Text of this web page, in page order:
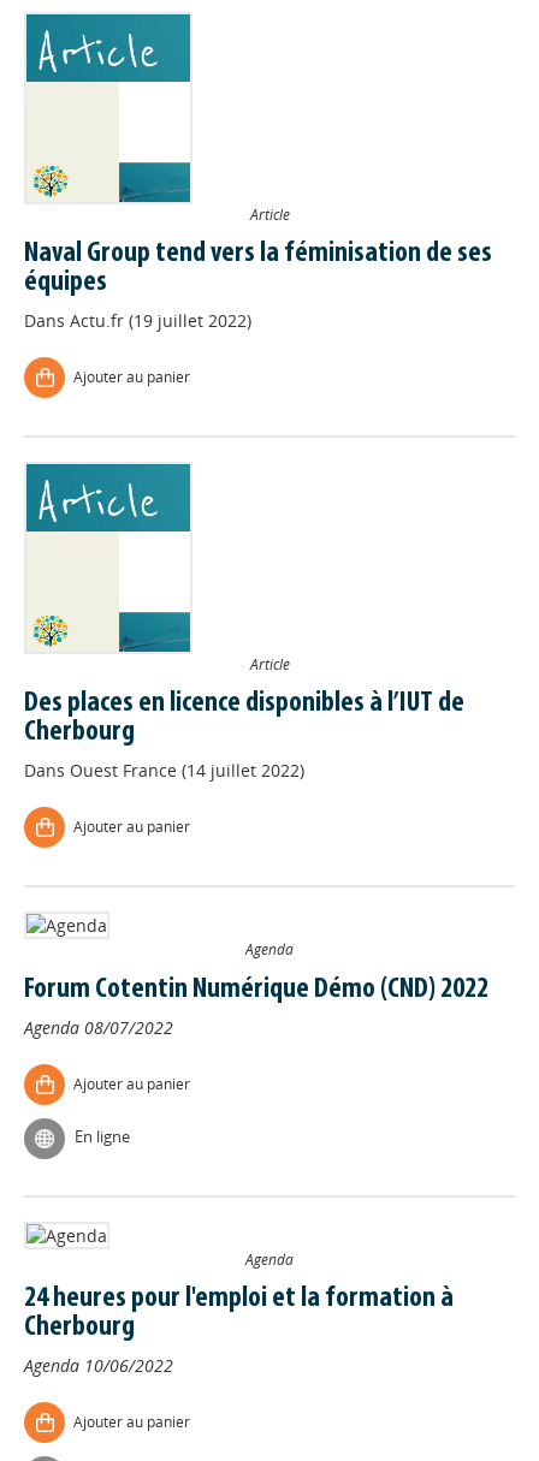
Article
Naval Group tend vers la féminisation de ses
équipes
Dans Actu.fr (19 juillet 2022)
Ajouter au panier
Article
Des places en licence disponibles à l’IUT de
Cherbourg
Dans Ouest France (14 juillet 2022)
Ajouter au panier
Agenda
Forum Cotentin Numérique Démo (CND) 2022
Agenda 08/07/2022
Ajouter au panier
En ligne
Agenda
24 heures pour l'emploi et la formation à
Cherbourg
Agenda 10/06/2022
Ajouter au panier